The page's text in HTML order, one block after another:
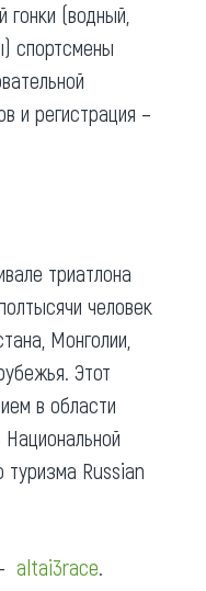
гонки (водный,
спортсмены
и регистрация –
триатлона
человек
Монголии,
Этот
в области
туризма Russian
altai3race.